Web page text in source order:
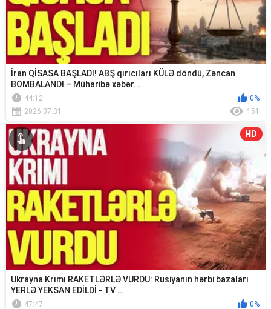
İran QİSASA BAŞLADI! ABŞ qırıcıları KÜLƏ döndü, Zəncan
BOMBALANDI – Müharibə xəbər...
44:12
0%
2026.07.31
151
HD
Ukrayna Krımı RAKETLƏRLƏ VURDU: Rusiyanın hərbi bazaları
YERLƏ YEKSAN EDİLDİ - TV ...
47:47
0%